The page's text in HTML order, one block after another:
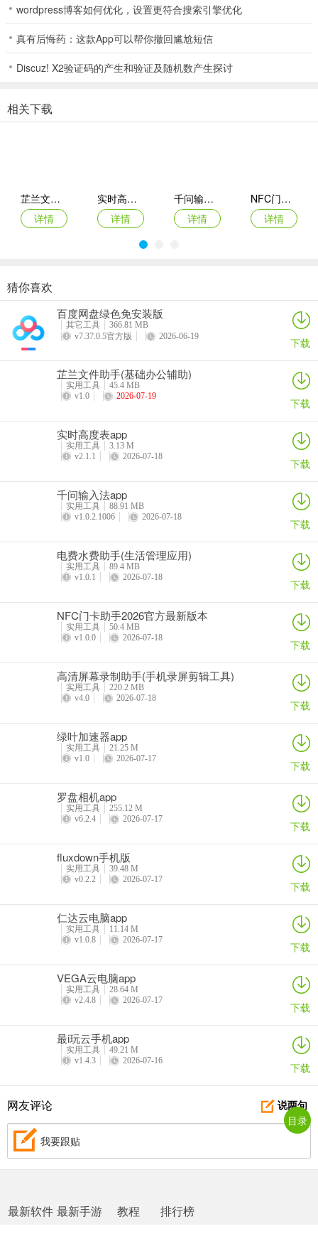
推荐理由
华为应用市场是一款能够在不同安卓手机上使用的软件，提供了海量
的下载资源，让你能够快速的享受不同的下载服务，都是官方正版内
容，绝对让你满意的答案，给你不同的全新娱乐新模式。
1、打开应用，进入应用的个人中心，在个人中心点击账号，会自动跳
2、跳转到华为账号设置板块，我们可以找到账号安全，点击进入账号
安全界面；
块；
4、安全板块功能比较多，我们直接点击下方的销户，就能成功注销！
【功能优化】
下载应用体验升级：应用安装完成后，通过消息提醒，让您使用更便
wordpress博客如何优化，设置更符合搜索引擎优化
真有后悔药：这款App可以帮你撤回尴尬短信
Discuz! X2验证码的产生和验证及随机数产生探讨
相关下载
芷兰文件助手(基础办公辅助)
详情
实时高度表app
详情
千问输入法app
详情
NFC门卡助手2026官方最新版本
详情
电费水费助手(生活管理应用)
详情
高清屏幕录制助手(手机录屏剪辑工具)
详情
绿叶加速器app
罗盘相机app
猜你喜欢
百度网盘绿色免安装版
其它工具
366.81 MB
v7.37.0.5官方版
2026-06-19 下载
芷兰文件助手(基础办公辅助)
实用工具
45.4 MB
v1.0
2026-07-19 下载
实时高度表app
实用工具
3.13 M
v2.1.1
2026-07-18 下载
千问输入法app
实用工具
88.91 MB
v1.0.2.1006
2026-07-18 下载
电费水费助手(生活管理应用)
实用工具
89.4 MB
v1.0.1
2026-07-18 下载
NFC门卡助手2026官方最新版本
实用工具
50.4 MB
v1.0.0
2026-07-18 下载
高清屏幕录制助手(手机录屏剪辑工具)
实用工具
220.2 MB
v4.0
2026-07-18 下载
绿叶加速器app
实用工具
21.25 M
v1.0
2026-07-17 下载
罗盘相机app
实用工具
255.12 M
v6.2.4
2026-07-17 下载
fluxdown手机版
实用工具
39.48 M
v0.2.2
2026-07-17 下载
仁达云电脑app
实用工具
11.14 M
v1.0.8
2026-07-17 下载
VEGA云电脑app
实用工具
28.64 M
v2.4.8
2026-07-17 下载
最i玩云手机app
实用工具
49.21 M
v1.4.3
2026-07-16 下载
说两句
网友评论
我要跟贴
最新软件 最新手游 教程 排行榜
目录